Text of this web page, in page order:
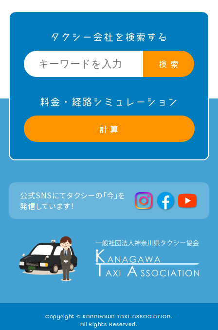
タクシー会社を検索する
検 索
料金・経路シミュレーション
計 算
公式SNSにてタクシーの「今」を
発信しています！
Copyright © KANAGAWA TAXI-ASSOCIATION.
All Rights Reserved.